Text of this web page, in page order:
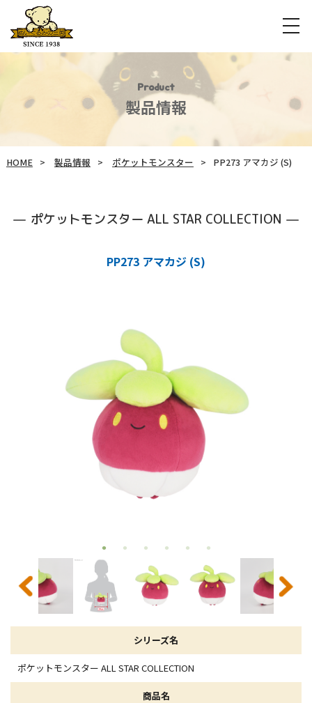
Product
製品情報
HOME 製品情報 ポケットモンスター PP273 アマカジ (S)
ポケットモンスター ALL STAR COLLECTION
PP273 アマカジ (S)
シリーズ名
ポケットモンスター ALL STAR COLLECTION
商品名